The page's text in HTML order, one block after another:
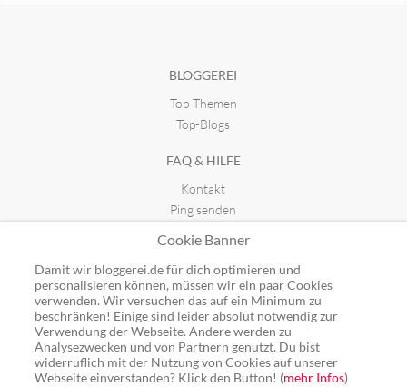
BLOGGEREI
Top-Themen
Top-Blogs
FAQ & HILFE
Kontakt
Ping senden
GUTSCHEINE
Top-Gutscheine
Alle Shops
Cookie Banner
Damit wir bloggerei.de für dich optimieren und
personalisieren können, müssen wir ein paar Cookies
verwenden. Wir versuchen das auf ein Minimum zu
beschränken! Einige sind leider absolut notwendig zur
Verwendung der Webseite. Andere werden zu
Analysezwecken und von Partnern genutzt. Du bist
widerruflich mit der Nutzung von Cookies auf unserer
Webseite einverstanden? Klick den Button! (mehr Infos)